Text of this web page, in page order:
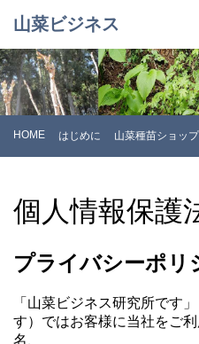
山菜ビジネス
HOME はじめに 山菜種苗ショップ
個人情報保護
プライバシーポリ
「山菜ビジネス研究所です
す）ではお客様に当社をご
名、